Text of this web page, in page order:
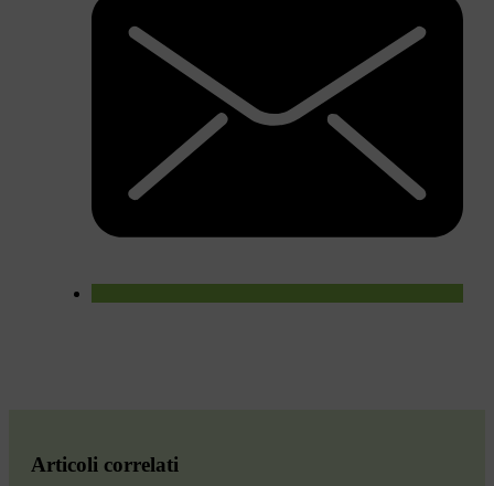
Articoli correlati